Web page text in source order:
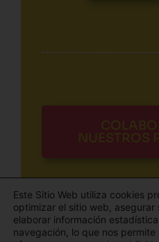
NUESTROS
Este Sitio Web utiliza cookies
optimizar el sitio web, asegurar
elaborar información
navegación, lo que nos